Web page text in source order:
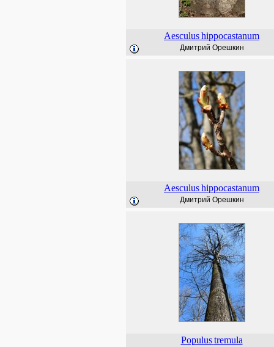
Aesculushippocastanum
Дмитрий Орешкин
Aesculushippocastanum
Дмитрий Орешкин
Populus tremula